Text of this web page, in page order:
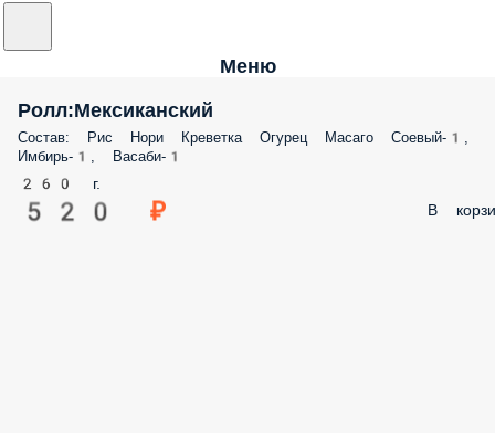
Меню
Ролл:Мексиканский
Состав: Рис Нори Креветка Огурец Масаго Соевый-1,
Имбирь-1, Васаби-1
260 г.
520 ₽ В